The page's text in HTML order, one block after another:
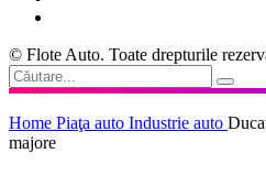
© Flote Auto. Toate drepturile
Home Piaţa auto Industrie auto
majore